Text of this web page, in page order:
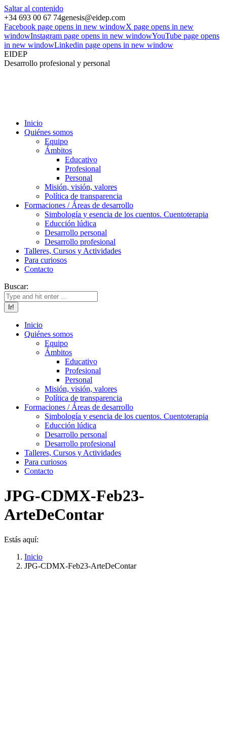
Saltar al contenido
+34 693 00 67 74genesis@eidep.com
Facebook page opens in new windowX page opens in new
windowInstagram page opens in new windowYouTube page opens
in new windowLinkedin page opens in new window
EIDEP
Desarrollo profesional y personal
Inicio
Quiénes somos
Equipo
Ámbitos
Educativo
Profesional
Personal
Misión, visión, valores
Política de transparencia
Formaciones / Áreas de desarrollo
Simbología y esencia de los cuentos. Cuentoterapia
Educción lúdica
Desarrollo personal
Desarrollo profesional
Talleres, Cursos y Actividades
Para curiosos
Contacto
Buscar:
Inicio
Quiénes somos
Equipo
Ámbitos
Educativo
Profesional
Personal
Misión, visión, valores
Política de transparencia
Formaciones / Áreas de desarrollo
Simbología y esencia de los cuentos. Cuentoterapia
Educción lúdica
Desarrollo personal
Desarrollo profesional
Talleres, Cursos y Actividades
Para curiosos
Contacto
JPG-CDMX-Feb23-
ArteDeContar
Estás aquí:
Inicio
JPG-CDMX-Feb23-ArteDeContar